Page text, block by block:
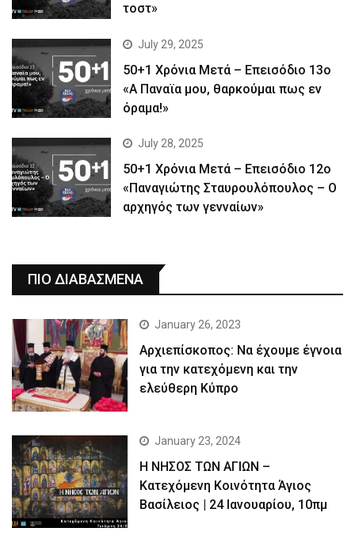
τοστ»
July 29, 2025
50+1 Χρόνια Μετά – Επεισόδιο 13ο
«Α Παναϊα μου, θαρκούμαι πως εν
όραμα!»
July 28, 2025
50+1 Χρόνια Μετά – Επεισόδιο 12ο
«Παναγιώτης Σταυρουλόπουλος – Ο
αρχηγός των γενναίων»
ΠΙΟ ΔΙΑΒΑΣΜΕΝΑ
January 26, 2023
Αρχιεπίσκοπος: Να έχουμε έγνοια
για την κατεχόμενη και την
ελεύθερη Κύπρο
January 23, 2024
Η ΝΗΣΟΣ ΤΩΝ ΑΓΙΩΝ –
Κατεχόμενη Κοινότητα Άγιος
Βασίλειος | 24 Ιανουαρίου, 10πμ